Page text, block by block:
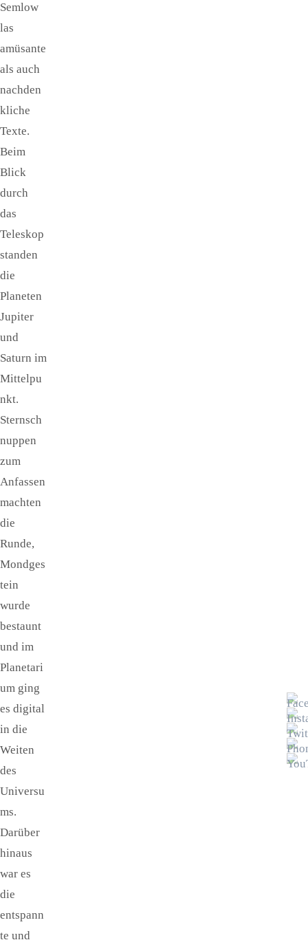
Semlow
las
amüsante
als auch
nachden
kliche
Texte.
Beim
Blick
durch
das
Teleskop
standen
die
Planeten
Jupiter
und
Saturn im
Mittelpu
nkt.
Sternsch
nuppen
zum
Anfassen
machten
die
Runde,
Mondges
tein
wurde
bestaunt
und im
Planetari
um ging
es digital
in die
Weiten
des
Universu
ms.
Darüber
hinaus
war es
die
entspann
te und